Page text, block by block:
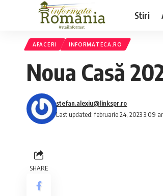
Stiri
AFACERI INFORMATECA.RO
Noua Casă
Last updated: februarie 24, 2023 3:09
stefan.alexiu@linkspr.ro
SHARE